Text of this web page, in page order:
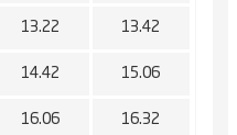
13.22 13.42
14.42 15.06
16.06 16.32